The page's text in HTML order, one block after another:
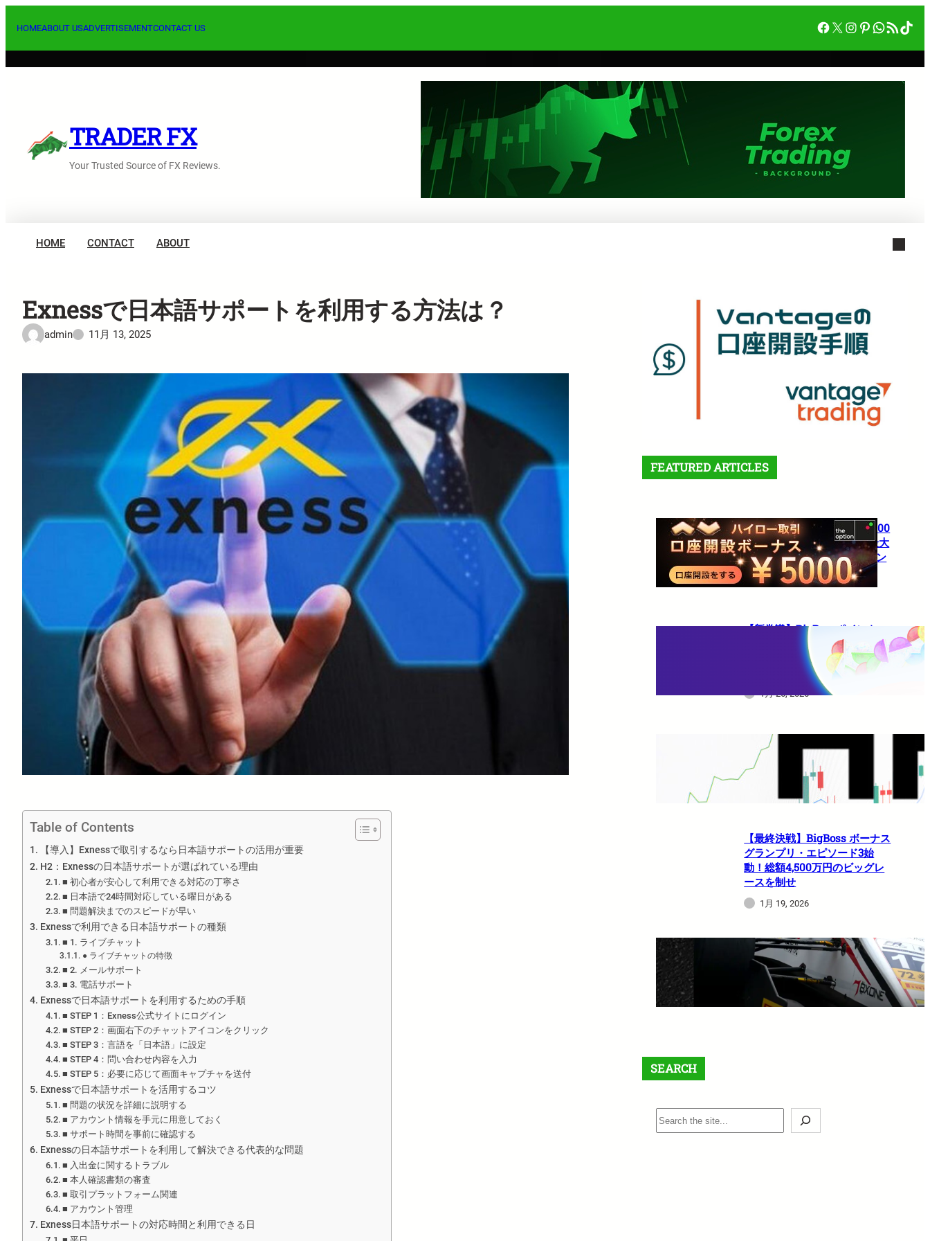
HOMEABOUT USADVERTISEMENTCONTACT US Facebook
X Instagram
Pinterest
RSS フィード
TRADER FX
Your Trusted Source of FX Reviews.
HOME CONTACT ABOUT
Exnessで日本語サポートを利用する方法は？
admin 11月 13, 2025
Table of Contents
【導入】Exnessで取引するなら日本語サポートの活用が重要
H2：Exnessの日本語サポートが選ばれている理由
■ 初心者が安心して利用できる対応の丁寧さ
■ 日本語で24時間対応している曜日がある
■ 問題解決までのスピードが早い
Exnessで利用できる日本語サポートの種類
■ 1. ライブチャット
● ライブチャットの特徴
■ 2. メールサポート
■ 3. 電話サポート
Exnessで日本語サポートを利用するための手順
■ STEP 1：Exness公式サイトにログイン
■ STEP 2：画面右下のチャットアイコンをクリック
■ STEP 3：言語を「日本語」に設定
■ STEP 4：問い合わせ内容を入力
■ STEP 5：必要に応じて画面キャプチャを送付
Exnessで日本語サポートを活用するコツ
■ 問題の状況を詳細に説明する
■ アカウント情報を手元に用意しておく
■ サポート時間を事前に確認する
Exnessの日本語サポートを利用して解決できる代表的な問題
■ 入出金に関するトラブル
■ 本人確認書類の審査
■ 取引プラットフォーム関連
■ アカウント管理
Exness日本語サポートの対応時間と利用できる日
FEATURED ARTICLES
【theoption】口座開設で5,000
円！さらに仮想通貨入金で最大
10%還元の超豪華キャンペーン
1月 27, 2026
【新常識】BigBossポイント
（BBP）を使い倒せ！取引のた
びに還元される豪華特典のすべ
1月 26, 2026
HFMは日本人でも使えますか？
1月 21, 2026
【最終決戦】BigBoss ボーナス
グランプリ・エピソード3始
動！総額4,500万円のビッグレ
ースを制せ
1月 19, 2026
【最大$6,000】BigBoss ラッキ
ードロー＆入金ボーナスキャン
ペーン開催中！
1月 12, 2026
SEARCH
S
e